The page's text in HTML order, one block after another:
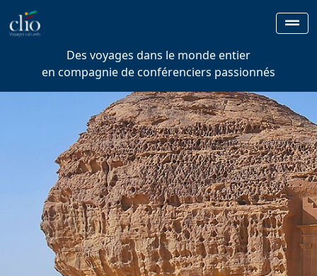
Des voyages dans le monde entier
en compagnie de conférenciers passionnés